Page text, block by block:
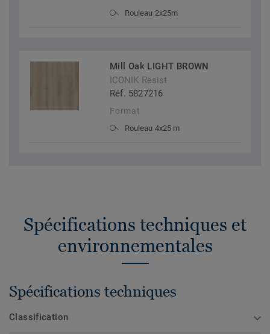
Rouleau 2x25m
Mill Oak LIGHT BROWN
ICONIK Resist
Réf. 5827216
Format
Rouleau 4x25 m
Spécifications techniques et
environnementales
Spécifications techniques
Classification